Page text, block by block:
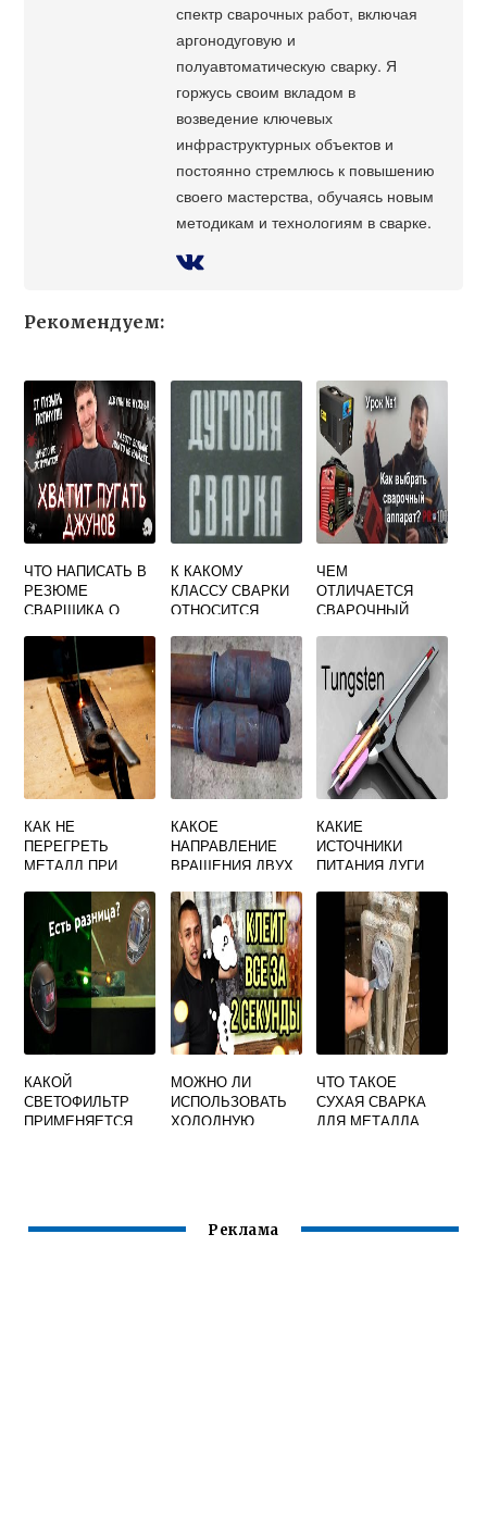
спектр сварочных работ, включая
аргонодуговую и
полуавтоматическую сварку. Я
горжусь своим вкладом в
возведение ключевых
инфраструктурных объектов и
постоянно стремлюсь к повышению
своего мастерства, обучаясь новым
методикам и технологиям в сварке.
Рекомендуем:
ЧТО НАПИСАТЬ В
РЕЗЮМЕ
СВАРЩИКА О
К КАКОМУ
КЛАССУ СВАРКИ
ОТНОСИТСЯ
СВАРКА
ЧЕМ
ОТЛИЧАЕТСЯ
СВАРОЧНЫЙ
ПОЛУАВТОМАТА
ИНВЕРТОРНЫЙ
КАК НЕ
ПЕРЕГРЕТЬ
МЕТАЛЛ ПРИ
КАКОЕ
НАПРАВЛЕНИЕ
ВРАЩЕНИЯ ДВУХ
ЗАГОТОВОК ПРИ
СВАРКЕ
ТРЕНИЕМ
КАКИЕ
ИСТОЧНИКИ
ПИТАНИЯ ДУГИ
СВАРКИ
НАПЛАВКИ В
УГЛЕКИСЛОМ
ГАЗЕ
КАКОЙ
СВЕТОФИЛЬТР
ПРИМЕНЯЕТСЯ
МОЖНО ЛИ
ИСПОЛЬЗОВАТЬ
ХОЛОДНУЮ
ЧТО ТАКОЕ
СУХАЯ СВАРКА
ДЛЯ МЕТАЛЛА
Реклама